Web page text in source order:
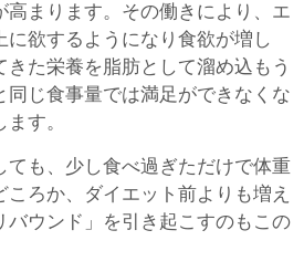
高まります。その働きにより、エ
に欲するようになり食欲が増し
きた栄養を脂肪として溜め込もう
同じ食事量では満足ができなくな
す。
ても、少し食べ過ぎただけで体重
ろか、ダイエット前よりも増え
バウンド」を引き起こすのもこの